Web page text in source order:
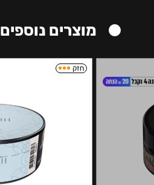
מוצרים נוספים
חזק